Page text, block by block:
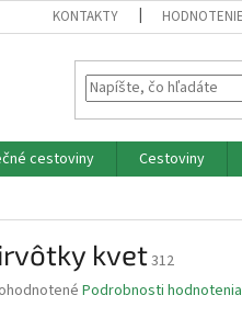
KONTAKTY
cestoviny Cestoviny
kvet312
Podrobnosti hodnotenia